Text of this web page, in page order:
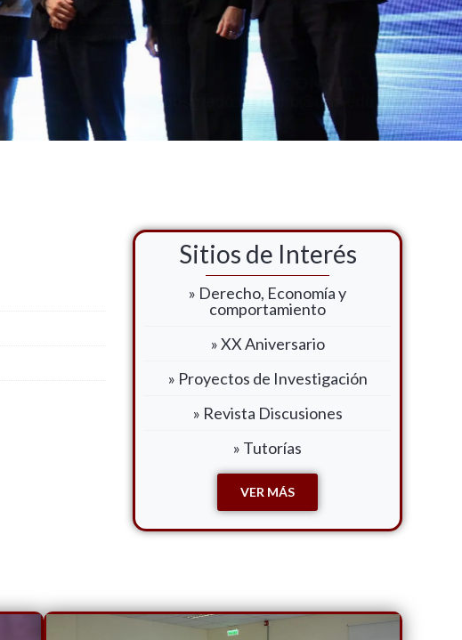
Sitios de Interés
» Derecho, Economía y
comportamiento
» XX Aniversario
» Proyectos de Investigación
» Revista Discusiones
» Tutorías
VER MÁS